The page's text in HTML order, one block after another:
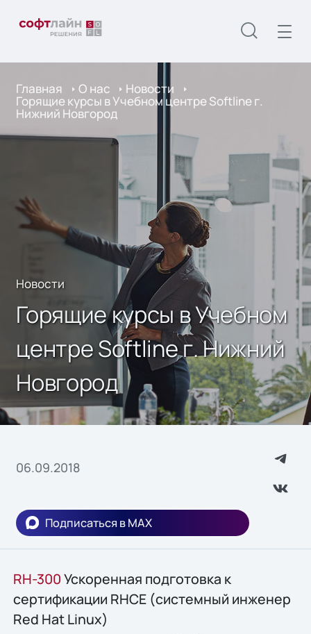
Главная О нас Новости
Горящие курсы в Учебном центре Softline г.
Нижний Новгород
Новости
Горящие курсы в Учебном
центре Softline г. Нижний
Новгород
06.09.2018
Подписаться в MAX
RH-300Ускоренная подготовка к
сертификации RHCE (системный инженер
Red Hat Linux)